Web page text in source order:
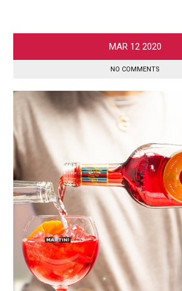
MAR 12 2020
NO COMMENTS